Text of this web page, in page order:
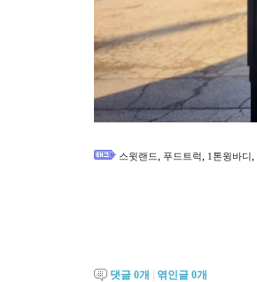
스윗랜드 푸드트럭 1톤윙바디
댓글 0개 | 엮인글 0개